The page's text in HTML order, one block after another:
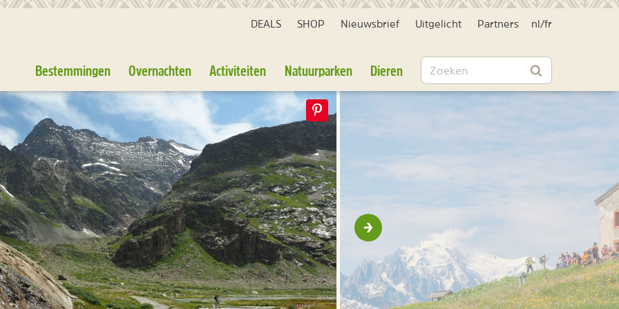
DEALS SHOP Nieuwsbrief Uitgelicht Partners nl /fr
Bestemmingen Overnachten Activiteiten Natuurparken Dieren Zoeken
Zoeken
Volgende